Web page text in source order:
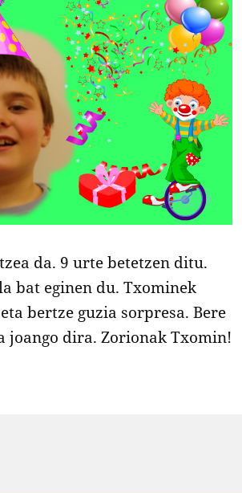
da. 9 urte betetzen ditu.
bat eginen du. Txominek
bertze guzia sorpresa. Bere
dira. Zorionak Txomin!